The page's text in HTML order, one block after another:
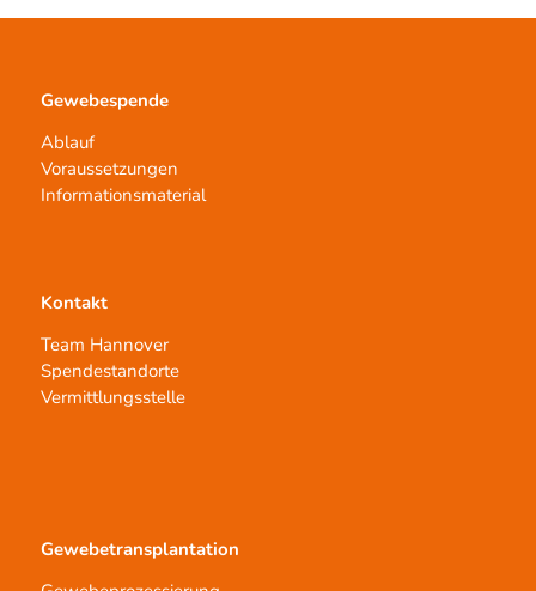
Gewebespende
Ablauf
Voraussetzungen
Informationsmaterial
Kontakt
Team Hannover
Spendestandorte
Vermittlungsstelle
Gewebetransplantation